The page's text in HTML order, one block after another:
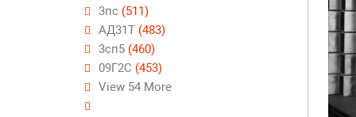
3пс (511)
АД31Т (483)
3сп5 (460)
09Г2С (453)
View 54 More